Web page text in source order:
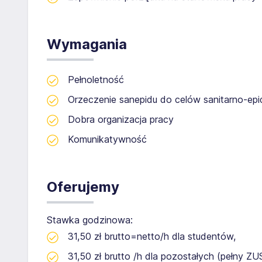
Wymagania
Pełnoletność
Orzeczenie sanepidu do celów sanitarno-
Dobra organizacja pracy
Komunikatywność
Oferujemy
Stawka godzinowa:
31,50 zł brutto=netto/h dla studentów,
31,50 zł brutto /h dla pozostałych (pełny